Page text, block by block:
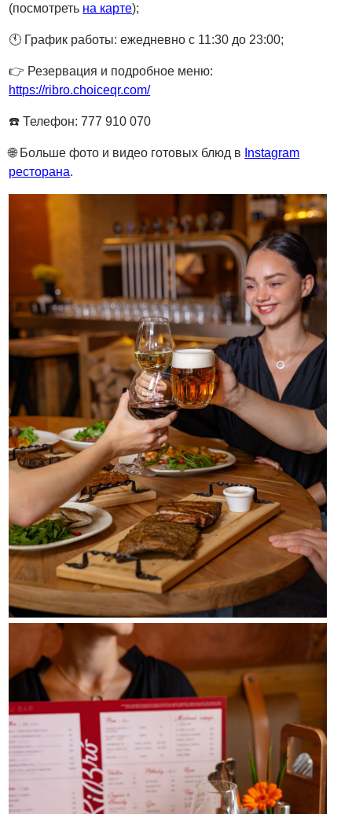
(посмотреть на карте);
🕚 График работы: ежедневно с 11:30 до 23:00;
👉 Резервация и подробное меню:
https://ribro.choiceqr.com/
☎️ Телефон: 777 910 070
🌐Больше фото и видео готовых блюд в Instagram
ресторана.